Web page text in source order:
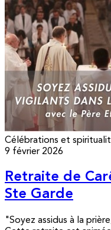
Célébrations et
9 février 2026
Retraite de
Ste Garde
"Soyez assidus à la